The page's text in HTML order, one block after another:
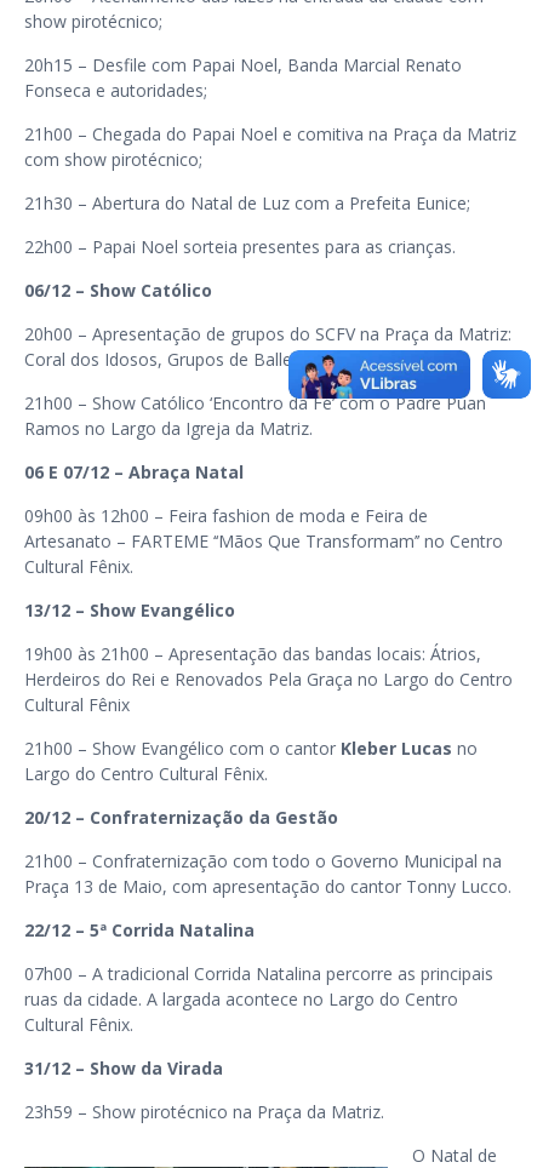
show pirotécnico;
20h15 – Desfile com Papai Noel, Banda Marcial Renato
Fonseca e autoridades;
21h00 – Chegada do Papai Noel e comitiva na Praça da Matriz
com show pirotécnico;
21h30 – Abertura do Natal de Luz com a Prefeita Eunice;
22h00 – Papai Noel sorteia presentes para as crianças.
06/12 – Show Católico
20h00 – Apresentação de grupos do SCFV na Praça da Matriz:
Coral dos Idosos, Grupos de Ballet e Flautas;
21h00 – Show Católico ‘Encontro da Fé’ com o Padre Puan
Ramos no Largo da Igreja da Matriz.
06 E 07/12 – Abraça Natal
09h00 às 12h00 – Feira fashion de moda e Feira de
Artesanato – FARTEME ‘‘Mãos Que Transformam’’ no Centro
Cultural Fênix.
13/12 – Show Evangélico
19h00 às 21h00 – Apresentação das bandas locais: Átrios,
Herdeiros do Rei e Renovados Pela Graça no Largo do Centro
Cultural Fênix
21h00 – Show Evangélico com o cantor Kleber Lucas no
Largo do Centro Cultural Fênix.
20/12 – Confraternização da Gestão
21h00 – Confraternização com todo o Governo Municipal na
Praça 13 de Maio, com apresentação do cantor Tonny Lucco.
22/12 – 5ª Corrida Natalina
07h00 – A tradicional Corrida Natalina percorre as principais
ruas da cidade. A largada acontece no Largo do Centro
Cultural Fênix.
31/12 – Show da Virada
23h59 – Show pirotécnico na Praça da Matriz.
O Natal de